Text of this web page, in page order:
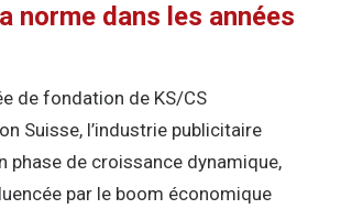
norme dans les années
de fondation de KS/CS
Suisse, l’industrie publicitaire
phase de croissance dynamique,
par le boom économique